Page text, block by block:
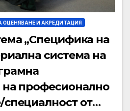
И АКРЕДИТАЦИЯ
„Специфика на
система на
професионално
от